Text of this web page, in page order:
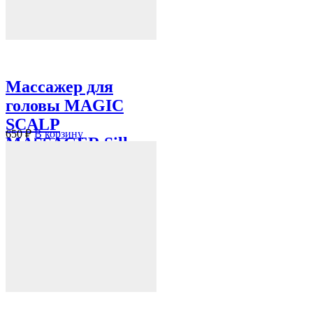
Массажер для
головы MAGIC
SCALP
MASSAGER Silk
650₽ В корзину